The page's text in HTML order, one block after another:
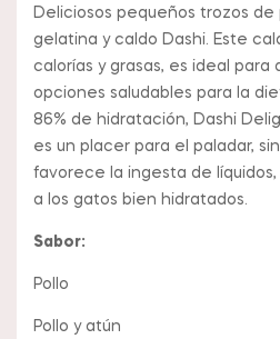
Deliciosos pequeños trozos
gelatina y caldo Dashi. Este
calorías y grasas, es ideal para
opciones saludables para la
86% de hidratación, Dashi
es un placer para el paladar,
favorece la ingesta de
a los gatos bien hidratados.
Sabor:
Pollo
Pollo y atún